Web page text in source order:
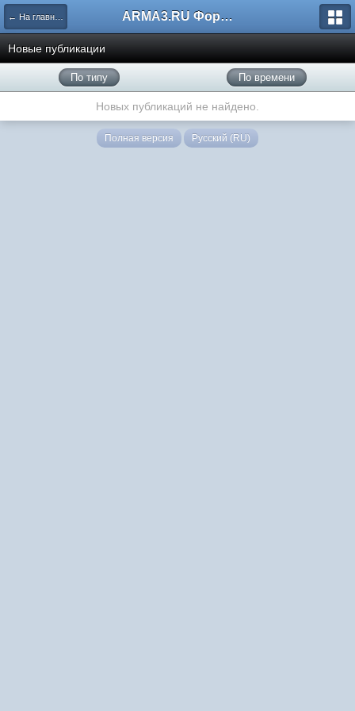
← На главную ARMA3.RU Форум
Новые публикации
По типу По времени
Новых публикаций не найдено.
Полная версия Русский (RU)